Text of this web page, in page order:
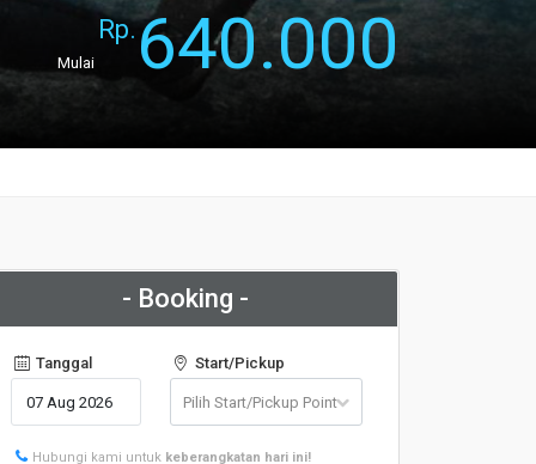
Mulai
Rp.640.000
- Booking -
Tanggal Start/Pickup
Hubungi kami untuk keberangkatan hari ini!